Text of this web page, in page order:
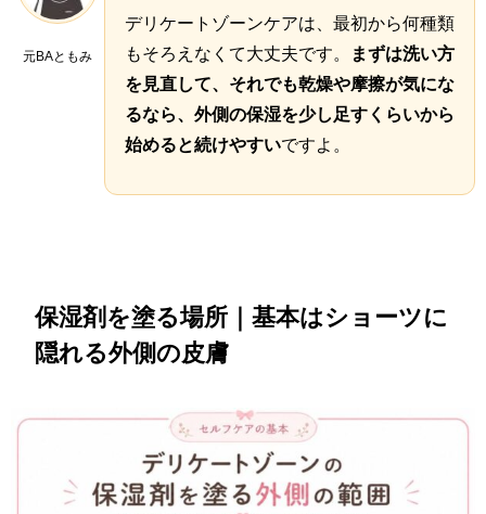
元BAともみ
デリケートゾーンケアは、最初から何種類
もそろえなくて大丈夫です。
まずは洗い方
を見直して、それでも乾燥や摩擦が気にな
るなら、外側の保湿を少し足すくらいから
始めると続けやすいですよ。
保湿剤を塗る場所｜基本はショーツに
隠れる外側の皮膚